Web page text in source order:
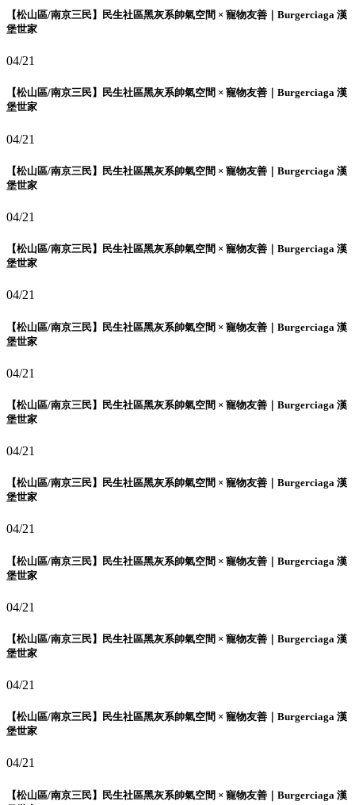
【松山區/南京三民】民生社區黑灰系帥氣空間 × 寵物友善｜Burgerciaga 漢
堡世家
04/21
【松山區/南京三民】民生社區黑灰系帥氣空間 × 寵物友善｜Burgerciaga 漢
堡世家
04/21
【松山區/南京三民】民生社區黑灰系帥氣空間 × 寵物友善｜Burgerciaga 漢
堡世家
04/21
【松山區/南京三民】民生社區黑灰系帥氣空間 × 寵物友善｜Burgerciaga 漢
堡世家
04/21
【松山區/南京三民】民生社區黑灰系帥氣空間 × 寵物友善｜Burgerciaga 漢
堡世家
04/21
【松山區/南京三民】民生社區黑灰系帥氣空間 × 寵物友善｜Burgerciaga 漢
堡世家
04/21
【松山區/南京三民】民生社區黑灰系帥氣空間 × 寵物友善｜Burgerciaga 漢
堡世家
04/21
【松山區/南京三民】民生社區黑灰系帥氣空間 × 寵物友善｜Burgerciaga 漢
堡世家
04/21
【松山區/南京三民】民生社區黑灰系帥氣空間 × 寵物友善｜Burgerciaga 漢
堡世家
04/21
【松山區/南京三民】民生社區黑灰系帥氣空間 × 寵物友善｜Burgerciaga 漢
堡世家
04/21
【松山區/南京三民】民生社區黑灰系帥氣空間 × 寵物友善｜Burgerciaga 漢